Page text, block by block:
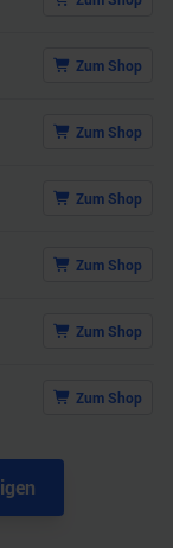
Zum Shop
Zum Shop
Zum Shop
Zum Shop
Zum Shop
Zum Shop